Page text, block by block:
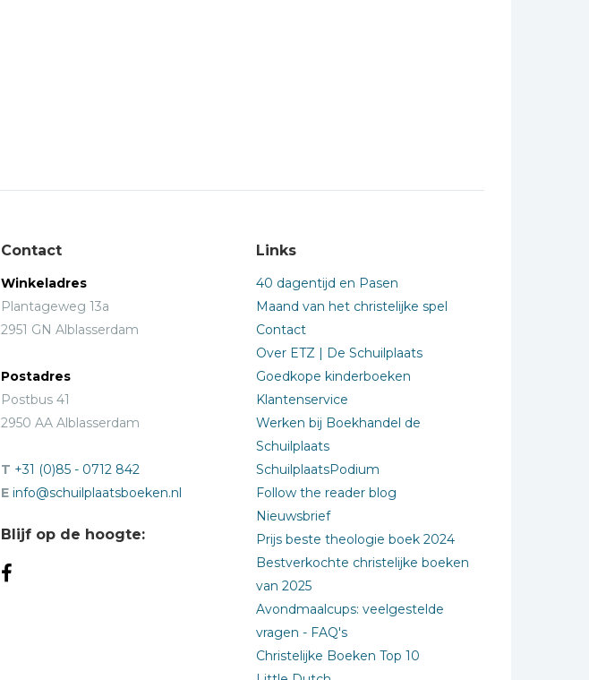
Contact
Winkeladres
Plantageweg 13a
2951 GN Alblasserdam
Postadres
Postbus 41
2950 AA Alblasserdam
T +31 (0)85 - 0712 842
E info@schuilplaatsboeken.nl
Blijf op de hoogte:
Links
40 dagentijd en Pasen
Maand van het christelijke spel
Contact
Over ETZ | De Schuilplaats
Goedkope kinderboeken
Klantenservice
Werken bij Boekhandel de
Schuilplaats
SchuilplaatsPodium
Follow the reader blog
Nieuwsbrief
Prijs beste theologie boek 2024
Bestverkochte christelijke boeken
van 2025
Avondmaalcups: veelgestelde
vragen - FAQ's
Christelijke Boeken Top 10